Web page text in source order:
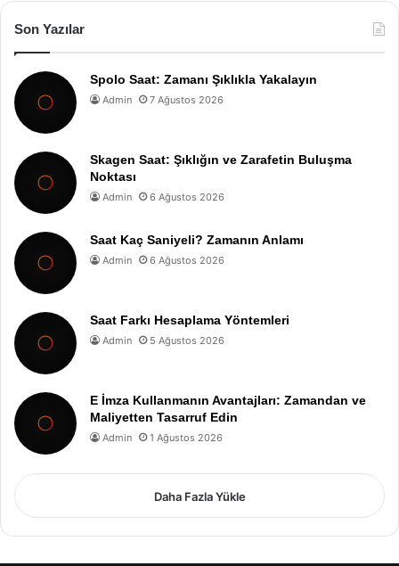
Son Yazılar
Spolo Saat: Zamanı Şıklıkla Yakalayın
Admin 7 Ağustos 2026
Skagen Saat: Şıklığın ve Zarafetin Buluşma
Noktası
Admin 6 Ağustos 2026
Saat Kaç Saniyeli? Zamanın Anlamı
Admin 6 Ağustos 2026
Saat Farkı Hesaplama Yöntemleri
Admin 5 Ağustos 2026
E İmza Kullanmanın Avantajları: Zamandan ve
Maliyetten Tasarruf Edin
Admin 1 Ağustos 2026
Daha Fazla Yükle